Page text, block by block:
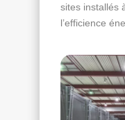
sites installés
l’efficience